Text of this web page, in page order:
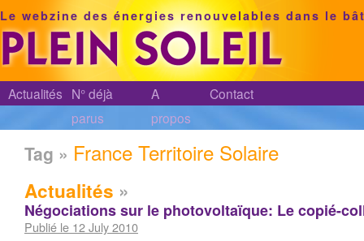
Le webzine des énergies renouvelables dans le
Actualités N° déjà
parus
A
propos
Contact
Tag » France Territoire Solaire
Actualités »
Négociations sur le photovoltaïque: Le copié-
Publié le 12 July 2010